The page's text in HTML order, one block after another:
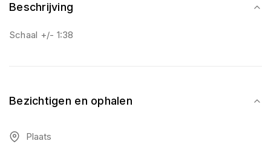
Beschrijving
Schaal +/- 1:38
Bezichtigen en ophalen
Plaats